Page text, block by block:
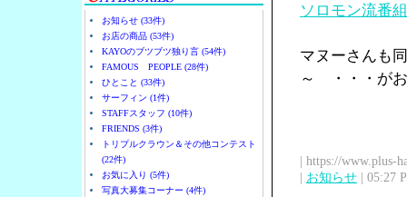
お知らせ (33件)
お店の商品 (53件)
KAYOのブツブツ独り言 (54件)
FAMOUS PEOPLE (28件)
ひとこと (33件)
サーフィン (1件)
STAFFスタッフ (10件)
FRIENDS (3件)
トリプルクラウン＆その他コンテスト
(22件)
お気に入り (5件)
写真大募集コーナー (4件)
ソロモン流番
マヌーさんも
～ ・・・がお
| https://www.plus-
| お知らせ | 05:27